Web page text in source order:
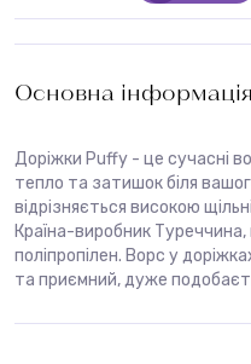
Основна інформація
Доріжки Puffy - це сучасні
тепло та затишок біля
відрізняється високою
Країна-виробник Туреччина,
поліпропілен. Ворс у
та приємний, дуже